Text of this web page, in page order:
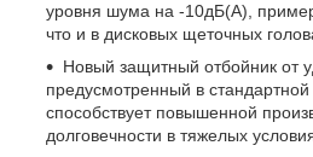
уровня шума на -10дБ(A),
что и в дисковых щеточных
Новый защитный отбойник от
предусмотренный в
способствует повышенной
долговечности в тяжелых